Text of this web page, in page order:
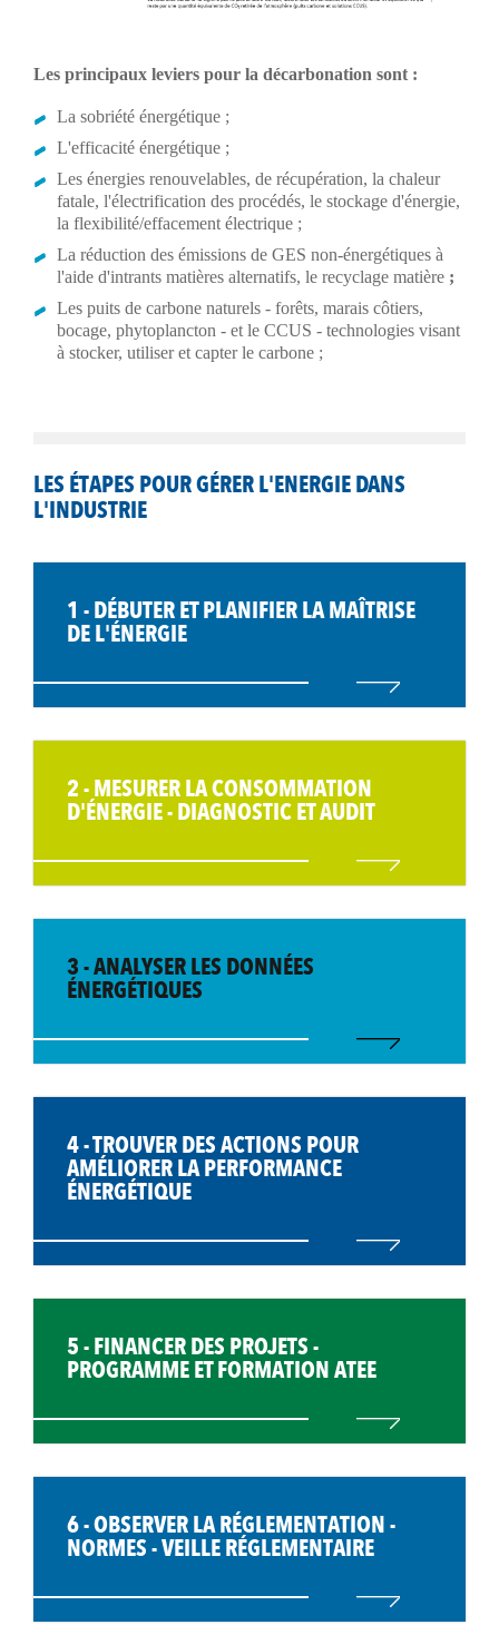
Les principaux leviers pour la décarbonation sont :
La sobriété énergétique ;
L'efficacité énergétique ;
Les énergies renouvelables, de récupération, la chaleur
fatale, l'électrification des procédés, le stockage d'énergie,
la flexibilité/effacement électrique ;
La réduction des émissions de GES non-énergétiques à
l'aide d'intrants matières alternatifs, le recyclage matière;
Les puits de carbone naturels - forêts, marais côtiers,
bocage, phytoplancton - et le CCUS - technologies visant
à stocker, utiliser et capter le carbone ;
LES ÉTAPES POUR GÉRER L'ENERGIE DANS
L'INDUSTRIE
1 - DÉBUTER ET PLANIFIER LA MAÎTRISE
DE L'ÉNERGIE
2 - MESURER LA CONSOMMATION
D'ÉNERGIE - DIAGNOSTIC ET AUDIT
3 - ANALYSER LES DONNÉES
ÉNERGÉTIQUES
4 - TROUVER DES ACTIONS POUR
AMÉLIORER LA PERFORMANCE
ÉNERGÉTIQUE
5 - FINANCER DES PROJETS -
PROGRAMME ET FORMATION ATEE
6 - OBSERVER LA RÉGLEMENTATION -
NORMES - VEILLE RÉGLEMENTAIRE